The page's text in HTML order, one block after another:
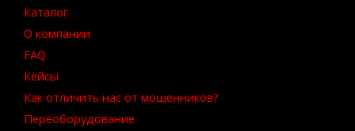
Каталог
О компании
FAQ
Кейсы
Как отличить нас от мошенников?
Переоборудование